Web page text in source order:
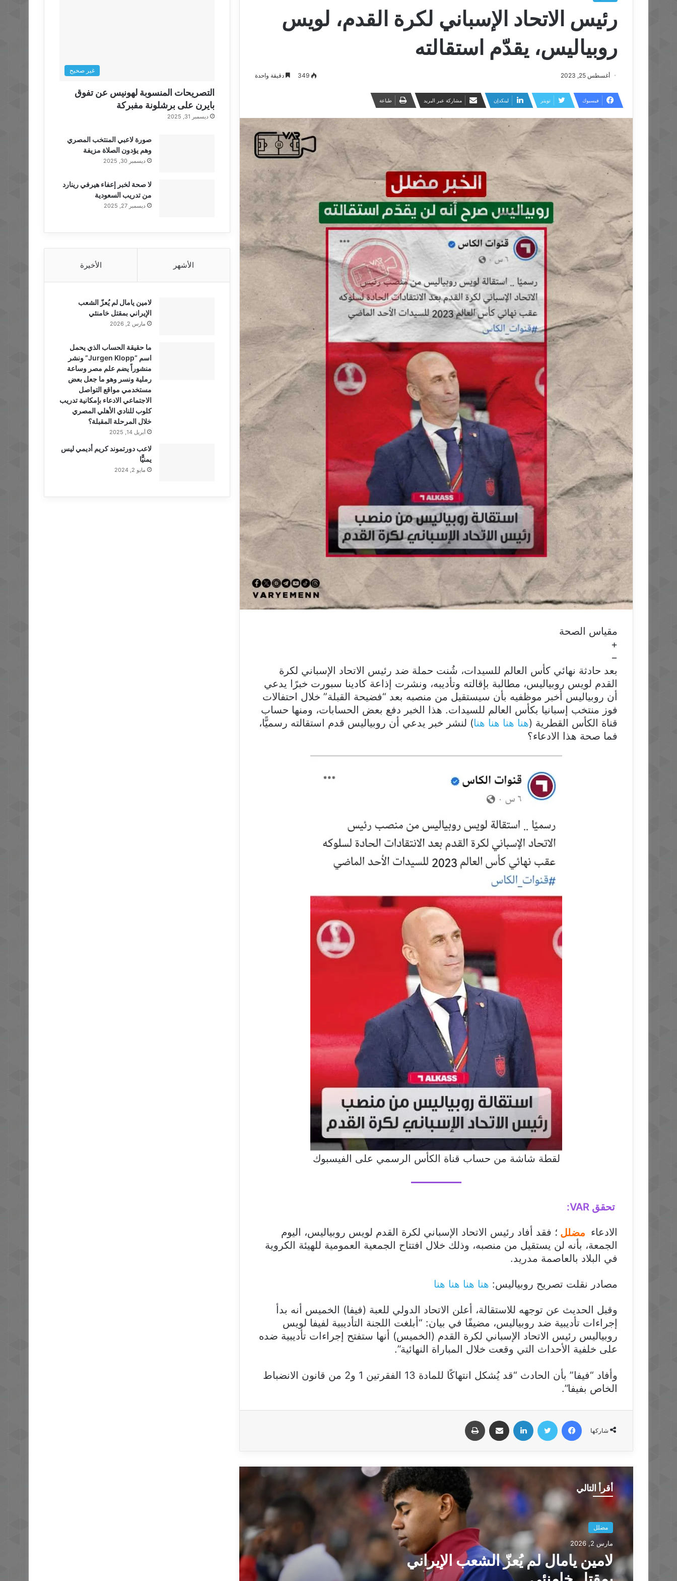
رئيس الاتحاد الإسباني لكرة القدم، لويس
روبياليس، يقدّم استقالته
أغسطس 25, 2023 349 دقيقة واحدة
فيسبوك تويتر لينكدإن مشاركة عبر البريد طباعة
مقياس الصحة
+
−
بعد حادثة نهائي كأس العالم للسيدات، شُنت حملة ضد رئيس الاتحاد الإسباني لكرة
القدم لويس روبياليس، مطالبة بإقالته وتأديبه، ونشرت إذاعة كادينا سبورت خبرًا يدعي
أن روبياليس أخبر موظفيه بأن سيستقيل من منصبه بعد “فضيحة القبلة” خلال احتفالات
فوز منتخب إسبانيا بكأس العالم للسيدات. هذا الخبر دفع بعض الحسابات، ومنها حساب
قناة الكأس القطرية (هنا هنا هنا هنا) لنشر خبر يدعي أن روبياليس قدم استقالته رسميًّا،
فما صحة هذا الادعاء؟
لقطة شاشة من حساب قناة الكأس الرسمي على الفيسبوك
تحقق VAR:
الادعاء مضلل ؛ فقد أفاد رئيس الاتحاد الإسباني لكرة القدم لويس روبياليس، اليوم
الجمعة، بأنه لن يستقيل من منصبه، وذلك خلال افتتاح الجمعية العمومية للهيئة الكروية
في البلاد بالعاصمة مدريد.
مصادر نقلت تصريح روبياليس: هنا هنا هنا هنا
وقبل الحديث عن توجهه للاستقالة، أعلن الاتحاد الدولي للعبة (فيفا) الخميس أنه بدأ
إجراءات تأديبية ضد روبياليس، مضيفًا في بيان: “أبلغت اللجنة التأديبية لفيفا لويس
روبياليس رئيس الاتحاد الإسباني لكرة القدم (الخميس) أنها ستفتح إجراءات تأديبية ضده
على خلفية الأحداث التي وقعت خلال المباراة النهائية”.
وأفاد “فيفا” بأن الحادث “قد يُشكل انتهاكًا للمادة 13 الفقرتين 1 و2 من قانون الانضباط
الخاص بفيفا”.
شاركها
فيسبوك تويتر لينكدإن مشاركة عبر البريد
أقرأ التالي
مضلل
مارس 2, 2026
لامين يامال لم يُعزّ الشعب الإيراني
خامنئي
الاتحاد الإفريقي لم يعلن السماح بدخول
تاريخ كأس أمم إفريقيا
فيديو قديم يُروَّج على أنه احتفالات أكراد
سوريين بفوز المغرب على سوريا
حقيقة وداع محمد صلاح لجماهير ليفربول
غير صحيح
التصريحات المنسوبة لهونيس عن تفوق
بايرن على برشلونة مفبركة
ديسمبر 31, 2025
صورة لاعبي المنتخب المصري
وهم يؤدون الصلاة مزيفة
ديسمبر 30, 2025
لا صحة لخبر إعفاء هيرفي رينارد
من تدريب السعودية
ديسمبر 27, 2025
الأشهر الأخيرة
لامين يامال لم يُعزّ الشعب
الإيراني بمقتل خامنئي
مارس 2, 2026
ما حقيقة الحساب الذي يحمل
اسم “Jurgen Klopp” ونشر
منشوراً يضم علم مصر وساعة
رملية ونسر وهو ما جعل بعض
مستخدمي مواقع التواصل
الاجتماعي الادعاء بإمكانية تدريب
كلوب للنادي الأهلي المصري
خلال المرحلة المقبلة؟
أبريل 14, 2025
لاعب دورتموند كريم أديمي ليس
يمنيًّا
مايو 2, 2024